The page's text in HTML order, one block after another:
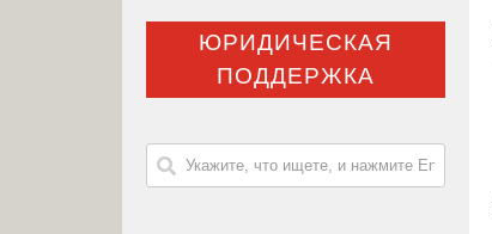
ЮРИДИЧЕСКАЯ
ПОДДЕРЖКА